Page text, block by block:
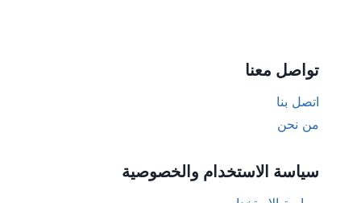
تواصل معنا
اتصل بنا
من نحن
سياسة الاستخدام والخصوصية